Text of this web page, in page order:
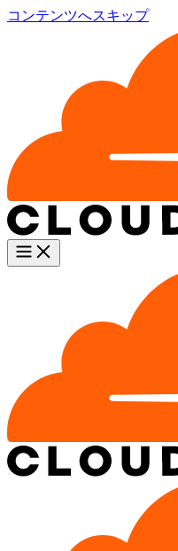
コンテンツへスキップ